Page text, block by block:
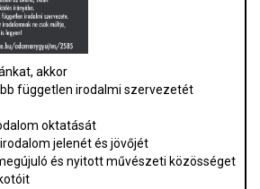
akkor
független irodalmi szervezetét
oktatását
jelenét és jövőjét
és nyitott művészeti közösséget